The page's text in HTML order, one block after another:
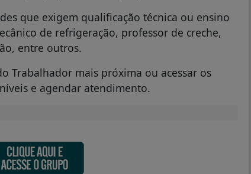
que exigem qualificação técnica ou ensino
de refrigeração, professor de creche,
entre outros.
Trabalhador mais próxima ou acessar os
e agendar atendimento.